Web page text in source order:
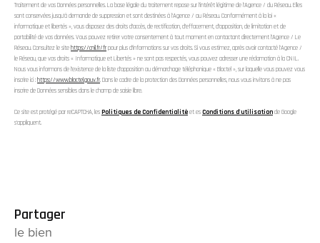
Traitement de vos Données personnelles. La base légale du traitement repose sur l'intérêt légitime de l'Agence / du Réseau. Elles
sont conservées jusqu'à demande de suppression et sont destinées à l'Agence / au Réseau. Conformément à la loi «
informatique et libertés », vous disposez des droits d’accès, de rectification, d’effacement, d’opposition, de limitation et de
portabilité de vos données. Vous pouvez retirer votre consentement à tout moment en contactant directement l’Agence / Le
Réseau. Consultez le sitehttps://cnil.fr/frpour plus d’informations sur vos droits. Si vous estimez, après avoir contacté l'Agence /
le Réseau, que vos droits « Informatique et Libertés » ne sont pas respectés, vous pouvez adresser une réclamation à la CNIL.
Nous vous informons de l’existence de la liste d'opposition au démarchage téléphonique « Bloctel », sur laquelle vous pouvez vous
inscrire ici :https://www.bloctel.gouv.fr. Dans le cadre de la protection des Données personnelles, nous vous invitons à ne pas
inscrire de Données sensibles dans le champ de saisie libre.
Ce site est protégé par reCAPTCHA, lesPolitiques de Confidentialitéet esConditions d'utilisationde Google
s'appliquent.
partager
le bien